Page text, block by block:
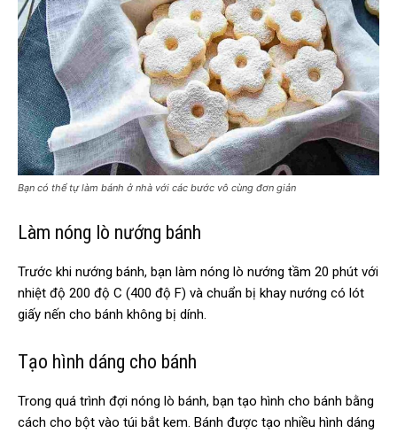
Bạn có thể tự làm bánh ở nhà với các bước vô cùng đơn giản
Làm nóng lò nướng bánh
Trước khi nướng bánh, bạn làm nóng lò nướng tầm 20 phút với
nhiệt độ 200 độ C (400 độ F) và chuẩn bị khay nướng có lót
giấy nến cho bánh không bị dính.
Tạo hình dáng cho bánh
Trong quá trình đợi nóng lò bánh, bạn tạo hình cho bánh bằng
cách cho bột vào túi bắt kem. Bánh được tạo nhiều hình dáng